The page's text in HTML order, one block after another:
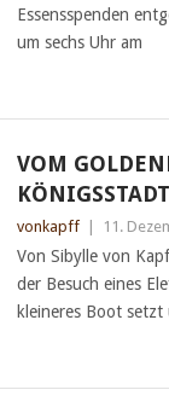
Essensspenden
um sechs Uhr am
VOM
vonkapff 11.
Von Sibylle von
der Besuch eines
kleineres Boot